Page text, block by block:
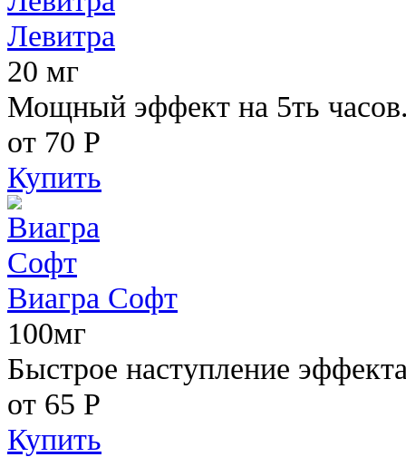
Левитра
20 мг
Мощный эффект на 5ть
от 70 Р
Купить
Виагра Софт
100мг
Быстрое наступление
от 65 Р
Купить